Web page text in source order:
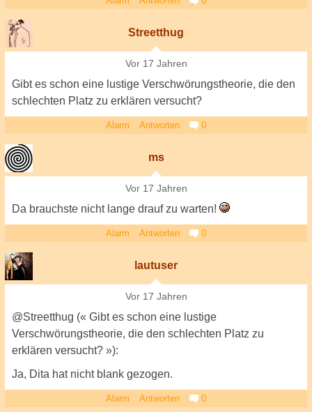
Streetthug
Vor 17 Jahren
Gibt es schon eine lustige Verschwörungstheorie, die den
schlechten Platz zu erklären versucht?
Alarm Antworten 0
ms
Vor 17 Jahren
Da brauchste nicht lange drauf zu warten!
Alarm Antworten 0
lautuser
Vor 17 Jahren
@Streetthug (« Gibt es schon eine lustige
Verschwörungstheorie, die den schlechten Platz zu
erklären versucht? »):
Ja, Dita hat nicht blank gezogen.
Alarm Antworten 0